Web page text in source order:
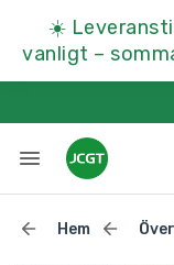
☀️
vanligt –
Hem